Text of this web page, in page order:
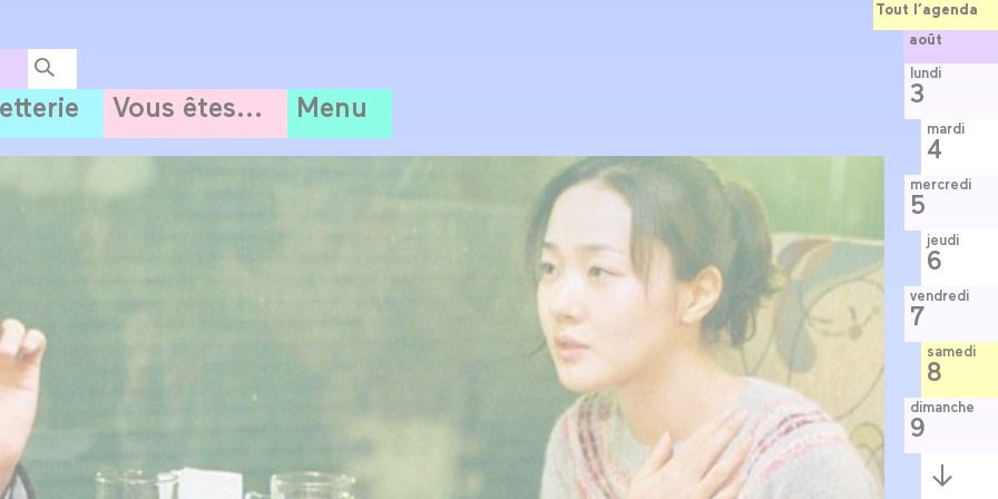
Vous êtes... Menu
Tout l’agenda
août
lundi
3
mardi
4
mercredi
5
jeudi
6
vendredi
7
samedi
8
dimanche
9
Semaine
suivante